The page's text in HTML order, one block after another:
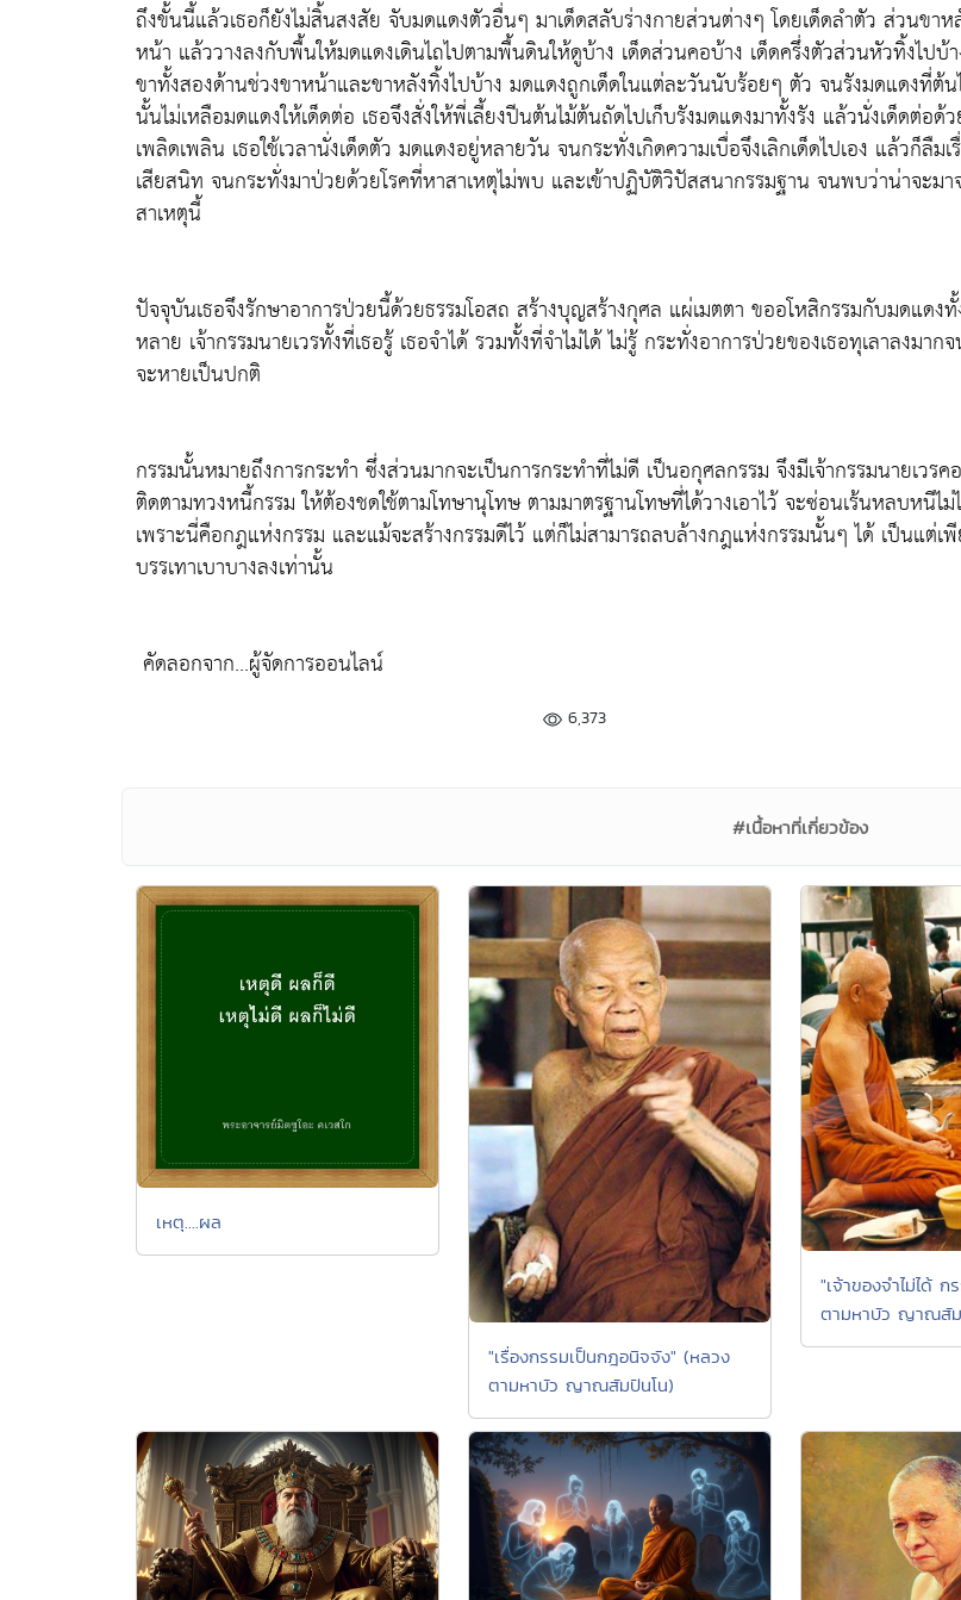
ถึงขั้นนี้แล้วเธอก็ยังไม่สิ้นสงสัย จับมดแดงตัวอื่นๆ มาเด็ดสลับร่างกายส่วนต่างๆ โดยเด็ดลำตัว ส่วนขาห
หน้า แล้ววางลงกับพื้นให้มดแดงเดินไถไปตามพื้นดินให้ดูบ้าง เด็ดส่วนคอบ้าง เด็ดครึ่งตัวส่วนหัวทิ้งไปบ้
ขาทั้งสองด้านช่วงขาหน้าและขาหลังทิ้งไปบ้าง มดแดงถูกเด็ดในแต่ละวันนับร้อยๆ ตัว จนรังมดแดงที่ต้
นั้นไม่เหลือมดแดงให้เด็ดต่อ เธอจึงสั่งให้พี่เลี้ยงปีนต้นไม้ต้นถัดไปเก็บรังมดแดงมาทั้งรัง แล้วนั่งเด็ดต่อด้
เพลิดเพลิน เธอใช้เวลานั่งเด็ดตัว มดแดงอยู่หลายวัน จนกระทั่งเกิดความเบื่อจึงเลิกเด็ดไปเอง แล้วก็ลืมเ
เสียสนิท จนกระทั่งมาป่วยด้วยโรคที่หาสาเหตุไม่พบ และเข้าปฏิบัติวิปัสสนากรรมฐาน จนพบว่าน่าจะมา
สาเหตุนี้
ปัจจุบันเธอจึงรักษาอาการป่วยนี้ด้วยธรรมโอสถ สร้างบุญสร้างกุศล แผ่เมตตา ขออโหสิกรรมกับมดแดง
หลาย เจ้ากรรมนายเวรทั้งที่เธอรู้ เธอจำได้ รวมทั้งที่จำไม่ได้ ไม่รู้ กระทั่งอาการป่วยของเธอทุเลาลงมาก
จะหายเป็นปกติ
กรรมนั้นหมายถึงการกระทำ ซึ่งส่วนมากจะเป็นการกระทำที่ไม่ดี เป็นอกุศลกรรม จึงมีเจ้ากรรมนายเวรค
ติดตามทวงหนี้กรรม ให้ต้องชดใช้ตามโทษานุโทษ ตามมาตรฐานโทษที่ได้วางเอาไว้ จะซ่อนเร้นหลบหนีไม่
เพราะนี่คือกฎแห่งกรรม และแม้จะสร้างกรรมดีไว้ แต่ก็ไม่สามารถลบล้างกฎแห่งกรรมนั้นๆ ได้ เป็นแต่เ
บรรเทาเบาบางลงเท่านั้น
คัดลอกจาก...ผู้จัดการออนไลน์
6,373
#เนื้อหาที่เกี่ยวข้อง
เหตุ....ผล
"เรื่องกรรมเป็นกฎอนิจจัง" (หลวง
ตามหาบัว ญาณสัมปันโน)
"เจ้าของจำไม่ได้
ตามหาบัว ญาณสัม